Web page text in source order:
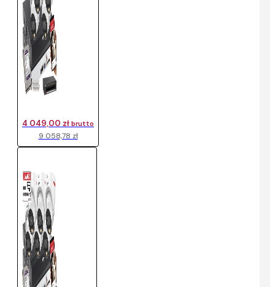
9 058,78 zł
4 049,00 zł brutto